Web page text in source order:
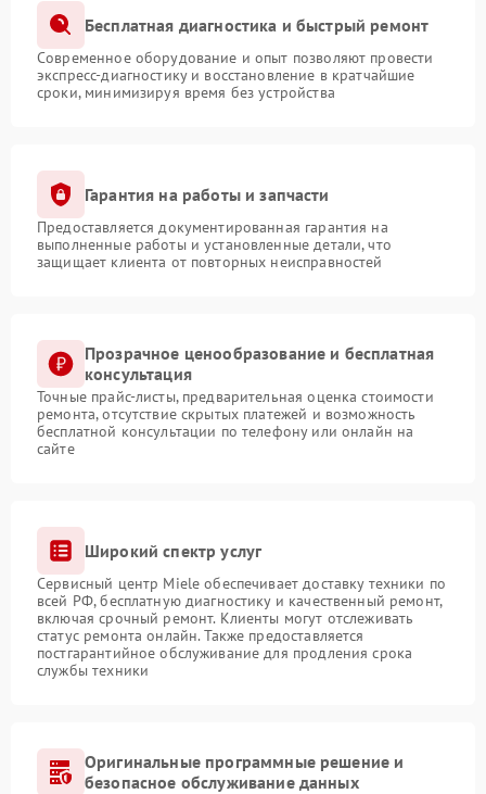
Бесплатная диагностика и быстрый ремонт
Современное оборудование и опыт позволяют провести
экспресс-диагностику и восстановление в кратчайшие
сроки, минимизируя время без устройства
Гарантия на работы и запчасти
Предоставляется документированная гарантия на
выполненные работы и установленные детали, что
защищает клиента от повторных неисправностей
Прозрачное ценообразование и бесплатная
консультация
Точные прайс-листы, предварительная оценка стоимости
ремонта, отсутствие скрытых платежей и возможность
бесплатной консультации по телефону или онлайн на
сайте
Широкий спектр услуг
Сервисный центр Miele обеспечивает доставку техники по
всей РФ, бесплатную диагностику и качественный ремонт,
включая срочный ремонт. Клиенты могут отслеживать
статус ремонта онлайн. Также предоставляется
постгарантийное обслуживание для продления срока
службы техники
Оригинальные программные решение и
безопасное обслуживание данных